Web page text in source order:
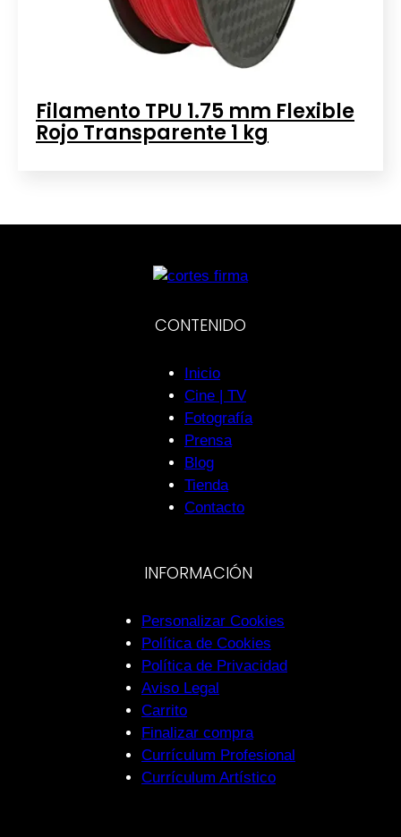
Filamento TPU 1.75 mm Flexible
Rojo Transparente 1 kg
CONTENIDO
Inicio
Cine | TV
Fotografía
Prensa
Blog
Tienda
Contacto
INFORMACIÓN
Personalizar Cookies
Política de Cookies
Política de Privacidad
Aviso Legal
Carrito
Finalizar compra
Currículum Profesional
Currículum Artístico